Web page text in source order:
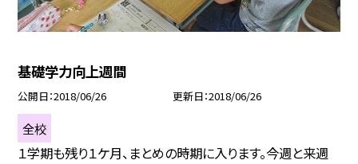
基礎学力向上週間
公開日 2018/06/26 更新日 2018/06/26
全校
１学期も残り１ケ月、まとめの時期に入ります。今週と来週